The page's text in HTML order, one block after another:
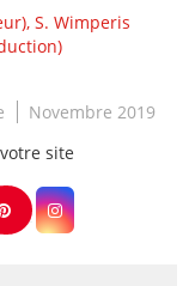
S. Wimperis
Novembre 2019
site